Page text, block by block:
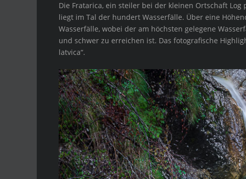
Die Fratarica, ein steiler bei der kleinen Ortschaft
liegt im Tal der hundert Wasserfälle. Über eine
Wasserfälle, wobei der am höchsten gelegene
und schwer zu erreichen ist. Das fotografische
latvica“.